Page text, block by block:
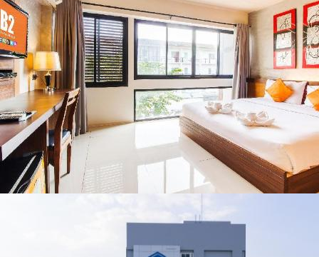
น่าน พร้อมชม
คอนเสิร์ตจากศิลปิน
ชื่อดังตลอด 5 วัน